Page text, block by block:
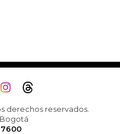
derechos reservados.
Bogotá